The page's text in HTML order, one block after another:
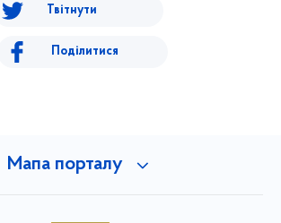
Твітнути
Поділитися
Мапа порталу